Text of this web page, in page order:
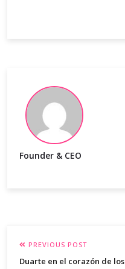
Founder & CEO
PREVIOUS POST
Duarte en el corazón de los